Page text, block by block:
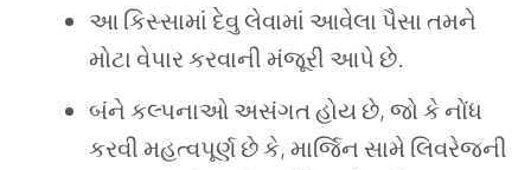
આ કિસ્સામાં દેવુ લેવામાં આવેલા પૈસા તમને
મોટા વેપાર કરવાની મંજૂરી આપે છે.
બંને કલ્પનાઓ અસંગત હોય છે, જો કે નોંધ
કરવી મહત્વપૂર્ણ છે કે, માર્જિન સામે લિવરેજની